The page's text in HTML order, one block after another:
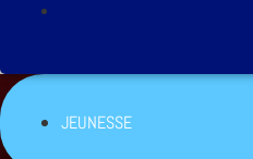
JEUNESSE